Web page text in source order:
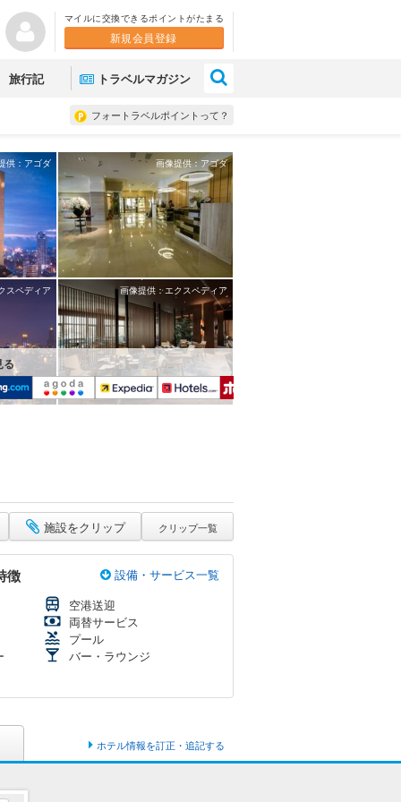
マイルに交換できるポイントがたまる
新規会員登録
旅行記 トラベルマガジン
フォートラベルポイントって？
供：アゴダ 画像提供：アゴダ
スペディア 画像提供：エクスペディア
る
施設をクリップ クリップ一覧
徴
設備・サービス一覧
空港送迎
両替サービス
プール
バー・ラウンジ
ホテル情報を訂正・追記する